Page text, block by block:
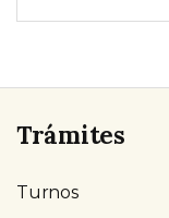
Trámites
Turnos